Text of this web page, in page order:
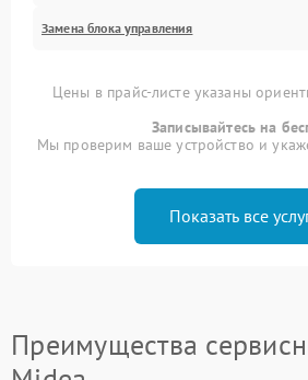
Замена блока управления
Цены в прайс-листе указаны
Записывайтесь на
Мы проверим ваше устройство и
Показать все
Преимущества